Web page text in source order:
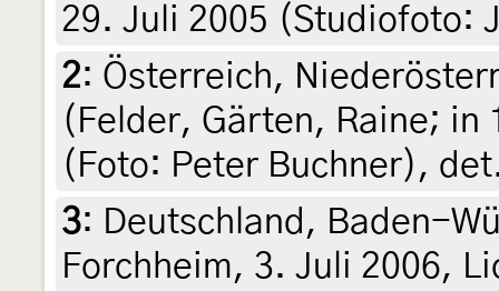
29. Juli 2005 (Studiofoto:
2: Österreich,
(Felder, Gärten, Raine; in
(Foto: Peter Buchner),
3: Deutschland, Baden-
Forchheim, 3. Juli 2006,